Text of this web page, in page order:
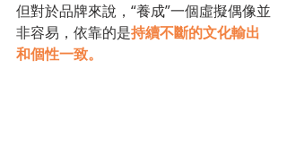
但對於品牌來說，“養成”一個虛擬偶像並
非容易，依靠的是持續不斷的文化輸出
和個性一致。